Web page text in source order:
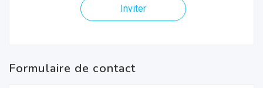
Inviter
Formulaire de contact